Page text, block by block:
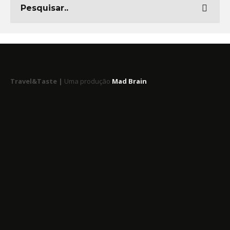
Travel&Taste | Uma produção Mad Brain